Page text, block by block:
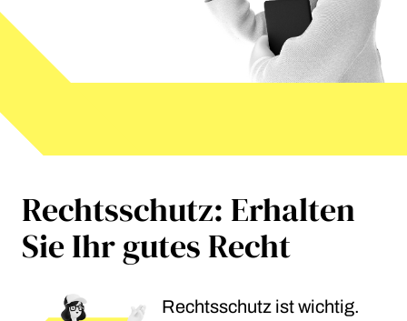
Rechtsschutz: Erhalten
Sie Ihr gutes Recht
Rechtsschutz ist wichtig.